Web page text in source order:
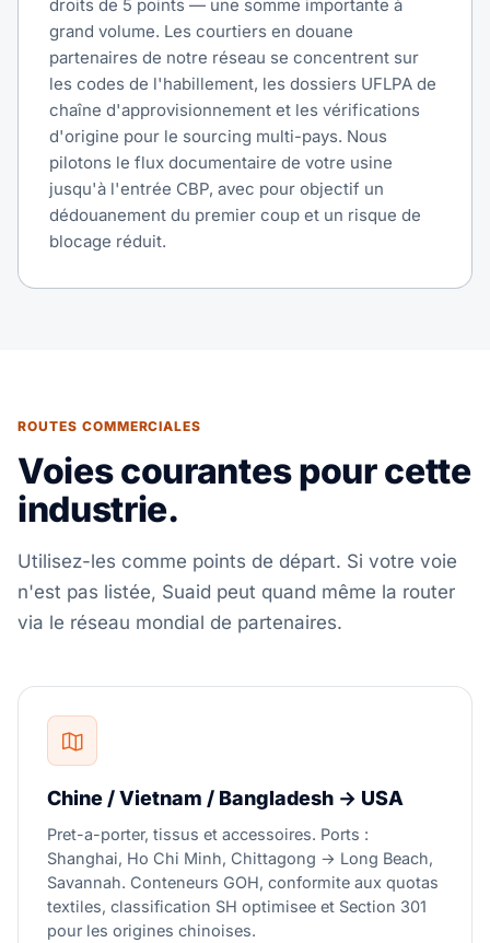
droits de 5 points — une somme importante à
grand volume. Les courtiers en douane
partenaires de notre réseau se concentrent sur
les codes de l'habillement, les dossiers UFLPA de
chaîne d'approvisionnement et les vérifications
d'origine pour le sourcing multi-pays. Nous
pilotons le flux documentaire de votre usine
jusqu'à l'entrée CBP, avec pour objectif un
dédouanement du premier coup et un risque de
blocage réduit.
ROUTES COMMERCIALES
Voies courantes pour cette
industrie.
Utilisez-les comme points de départ. Si votre voie
n'est pas listée, Suaid peut quand même la router
via le réseau mondial de partenaires.
Chine / Vietnam / Bangladesh → USA
Pret-a-porter, tissus et accessoires. Ports :
Shanghai, Ho Chi Minh, Chittagong → Long Beach,
Savannah. Conteneurs GOH, conformite aux quotas
textiles, classification SH optimisee et Section 301
pour les origines chinoises.